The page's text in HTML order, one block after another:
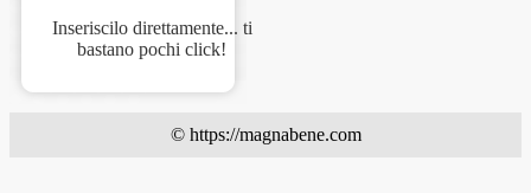
Inseriscilo direttamente... ti
bastano pochi click!
© https://magnabene.com